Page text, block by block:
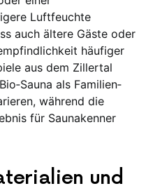
Luftfeuchte
auch ältere Gäste oder
häufiger
aus dem Zillertal
als Familien‑
während die
für Saunakenner
und